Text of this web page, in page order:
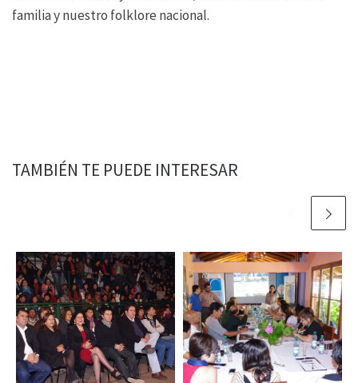
familia y nuestro folklore nacional.
TAMBIÉN TE PUEDE INTERESAR